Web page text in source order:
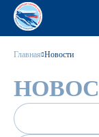
Главная Новости